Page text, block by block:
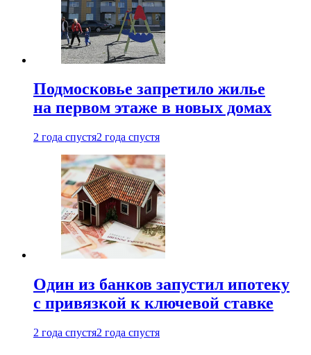
Подмосковье запретило жилье
на первом этаже в новых домах
2 года спустя2 года спустя
Один из банков запустил ипотеку
с привязкой к ключевой ставке
2 года спустя2 года спустя